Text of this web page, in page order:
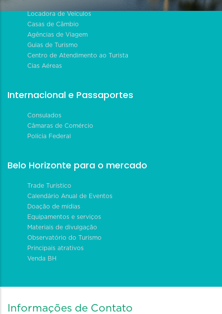
Locadora de Veículos
Casas de Câmbio
Agências de Viagem
Guias de Turismo
Centro de Atendimento ao Turista
Cias Aéreas
Internacional e Passaportes
Consulados
Câmaras de Comércio
Polícia Federal
Belo Horizonte para o mercado
Trade Turístico
Calendário Anual de Eventos
Doação de mídias
Equipamentos e serviços
Materiais de divulgação
Observatório do Turismo
Principais atrativos
Venda BH
Informações de Contato